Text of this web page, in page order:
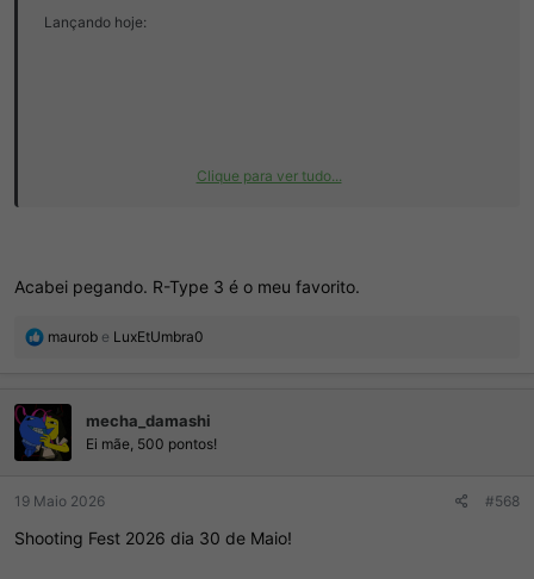
Lançando hoje:
Clique para ver tudo...
Acabei pegando. R-Type 3 é o meu favorito.
R
ç
õ
e
s
maurob e LuxEtUmbra0
mecha_damashi
Ei mãe, 500 pontos!
19 Maio 2026 #568
Shooting Fest 2026 dia 30 de Maio!